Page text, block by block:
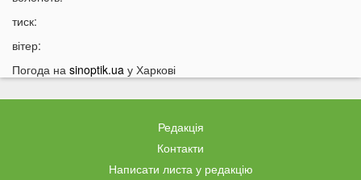
14:15
14:00
Укртелеком у першому півріччі 2026 року: понад 95
тисяч кілометрів оптичної мережі, масштабна
оптичних підключень
Вулицями Луцька літає папуга
тиск:
вітер:
Погода на sinoptik.ua у Харкові
Редакція
Контакти
Написати листа у редакцію